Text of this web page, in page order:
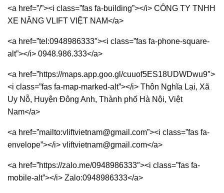
<a href=”/”><i class=”fas fa-building”></i> CÔNG TY TNHH
XE NÂNG VLIFT VIỆT NAM</a>
<a href=”tel:0948986333″><i class=”fas fa-phone-square-
alt”></i> 0948.986.333</a>
<a href=”https://maps.app.goo.gl/cuuof5ES18UDWDwu9″>
<i class=”fas fa-map-marked-alt”></i> Thôn Nghĩa Lại, Xã
Uy Nỗ, Huyện Đông Anh, Thành phố Hà Nội, Việt
Nam</a>
<a href=”mailto:vliftvietnam@gmail.com”><i class=”fas fa-
envelope”></i> vliftvietnam@gmail.com</a>
<a href=”https://zalo.me/0948986333″><i class=”fas fa-
mobile-alt”></i> Zalo:0948986333</a>